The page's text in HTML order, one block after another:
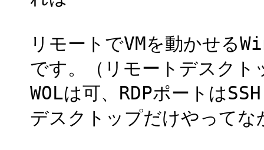
リモートでVMを動かせる
です。（リモートデスクト
WOLは可、RDPポートは
デスクトップだけやって